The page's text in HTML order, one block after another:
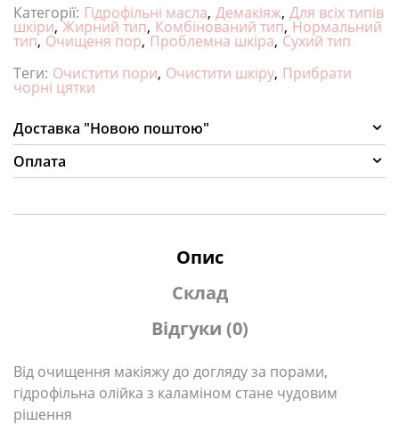
Категорії: Гідрофільні масла, Демакіяж, Для всіх типів
шкіри, Жирний тип, Комбінований тип, Нормальний
тип, Очищеня пор, Проблемна шкіра, Сухий тип
Теги: Очистити пори, Очистити шкіру, Прибрати
чорні цятки
Доставка "Новою поштою"
Оплата
Опис
Склад
Відгуки (0)
Від очищення макіяжу до догляду за порами,
гідрофільна олійка з каламіном стане чудовим
рішення